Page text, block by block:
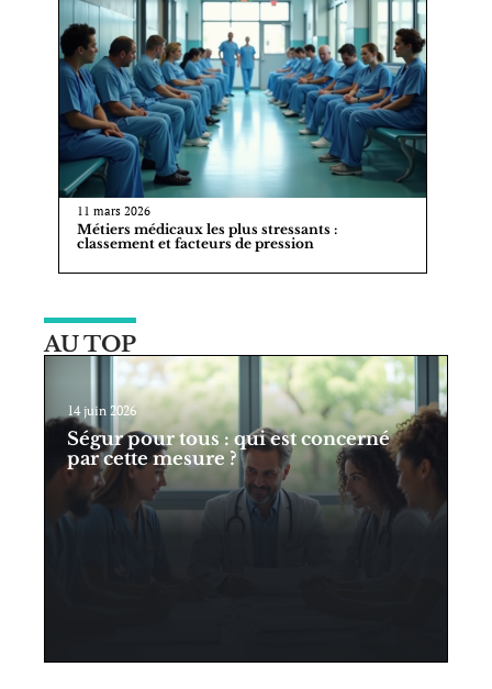
11 mars 2026
Métiers médicaux les plus stressants :
classement et facteurs de pression
AU TOP
14 juin 2026
Ségur pour tous : qui est concerné
par cette mesure ?